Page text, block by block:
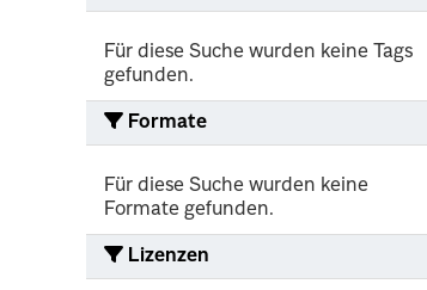
Für diese Suche wurden keine Tags
gefunden.
Formate
Für diese Suche wurden keine
Formate gefunden.
Lizenzen